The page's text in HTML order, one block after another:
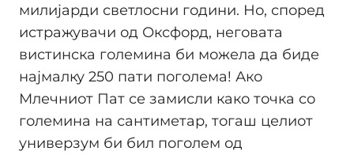
милијарди светлосни години. Но, според
истражувачи од Оксфорд, неговата
вистинска големина би можела да биде
најмалку 250 пати поголема! Ако
Млечниот Пат се замисли како точка со
големина на сантиметар, тогаш целиот
универзум би бил поголем од